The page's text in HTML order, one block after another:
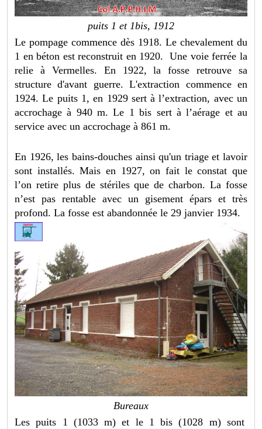
puits 1 et 1bis, 1912
Le pompage commence dès 1918. Le chevalement du
1 en béton est reconstruit en 1920. Une voie ferrée la
relie à Vermelles. En 1922, la fosse retrouve sa
structure d'avant guerre. L'extraction commence en
1924. Le puits 1, en 1929 sert à l’extraction, avec un
accrochage à 940 m. Le 1 bis sert à l’aérage et au
service avec un accrochage à 861 m.
En 1926, les bains-douches ainsi qu'un triage et lavoir
sont installés. Mais en 1927, on fait le constat que
l’on retire plus de stériles que de charbon. La fosse
n’est pas rentable avec un gisement épars et très
profond. La fosse est abandonnée le 29 janvier 1934.
Bureaux
Les puits 1 (1033 m) et le 1 bis (1028 m) sont